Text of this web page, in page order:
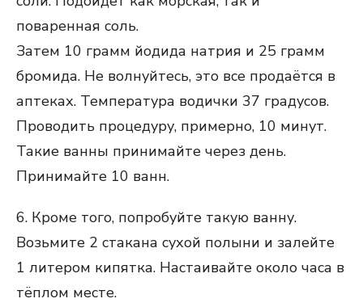
поваренная соль.
Затем 10 грамм йодида натрия и 25 грамм
бромида. Не волнуйтесь, это все продаётся в
аптеках. Температура водички 37 градусов.
Проводить процедуру, примерно, 10 минут.
Такие ванны принимайте через день.
Принимайте 10 ванн.
6. Кроме того, попробуйте такую ванну.
Возьмите 2 стакана сухой полыни и залейте
1 литером кипятка. Настаивайте около часа в
тёплом месте.